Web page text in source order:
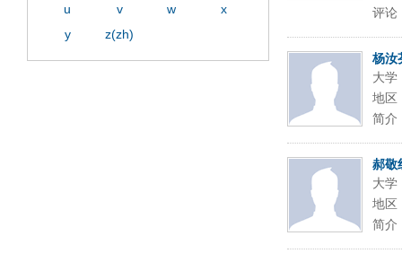
评论
杨汝
大学
地区
简介
郝敬
大学
地区
简介
u
v w
x
y
z(zh)